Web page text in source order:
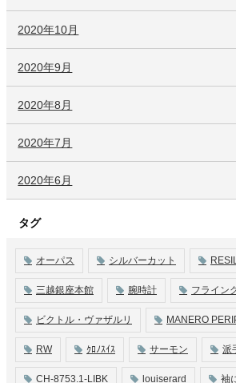
2020年10月
2020年9月
2020年8月
2020年7月
2020年6月
タグ
オーパス シルバーカット
三越銀座本館 腕時計 フライン
ビクトル・ヴァザルリ MANERO
RW ｸﾛﾉｽｲｽ サーモン 派
CH-8753.1-LIBK louiserard 袖